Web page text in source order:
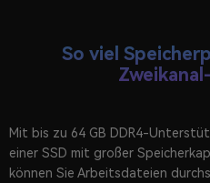
So viel
Mit bis zu 64 GB DDR4-
einer SSD mit großer
können Sie Arbeitsdateien